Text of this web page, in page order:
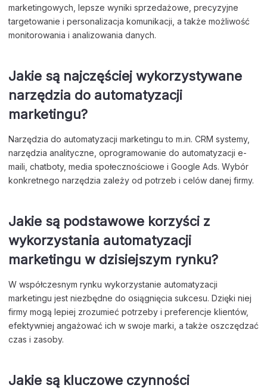
marketingowych, lepsze wyniki sprzedażowe, precyzyjne
targetowanie i personalizacja komunikacji, a także możliwość
monitorowania i analizowania danych.
Jakie są najczęściej wykorzystywane
narzędzia do automatyzacji
marketingu?
Narzędzia do automatyzacji marketingu to m.in. CRM systemy,
narzędzia analityczne, oprogramowanie do automatyzacji e-
maili, chatboty, media społecznościowe i Google Ads. Wybór
konkretnego narzędzia zależy od potrzeb i celów danej firmy.
Jakie są podstawowe korzyści z
wykorzystania automatyzacji
marketingu w dzisiejszym rynku?
W współczesnym rynku wykorzystanie automatyzacji
marketingu jest niezbędne do osiągnięcia sukcesu. Dzięki niej
firmy mogą lepiej zrozumieć potrzeby i preferencje klientów,
efektywniej angażować ich w swoje marki, a także oszczędzać
czas i zasoby.
Jakie są kluczowe czynności